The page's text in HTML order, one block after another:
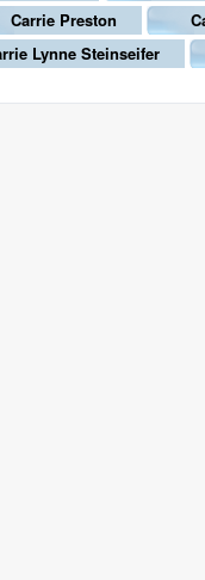
Carrie Preston
Lynne Steinseifer